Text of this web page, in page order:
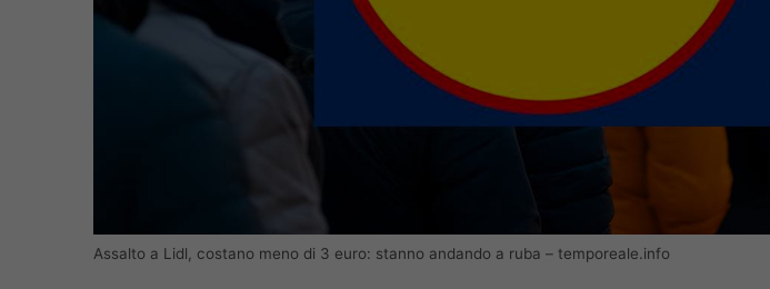
Assalto a Lidl, costano meno di 3 euro: stanno andando a ruba – temporeale.info